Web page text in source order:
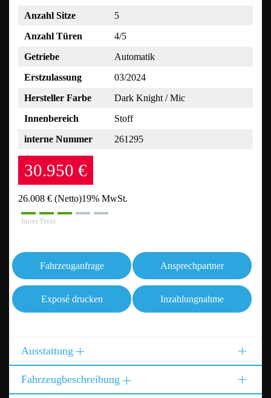
Anzahl Sitze
5
Anzahl Türen
4/5
Getriebe
Automatik
Erstzulassung
03/2024
Hersteller Farbe
Dark Knight / Mic
Innenbereich
Stoff
interne Nummer
261295
30.950 €
26.008 € (Netto)19% MwSt.
fairer Preis
Fahrzeuganfrage Ansprechpartner
Exposé drucken Inzahlungnahme
Ausstattung
Fahrzeugbeschreibung